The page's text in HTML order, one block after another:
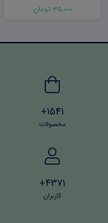
35,000 تومان
1541+
محصولات
4371+
کاربران